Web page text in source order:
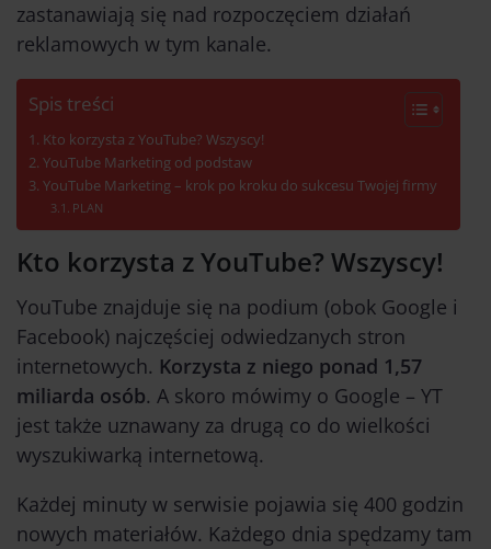
zastanawiają się nad rozpoczęciem działań
reklamowych w tym kanale.
Spis treści
Kto korzysta z YouTube? Wszyscy!
YouTube Marketing od podstaw
YouTube Marketing – krok po kroku do sukcesu Twojej firmy
PLAN
Kto korzysta z YouTube? Wszyscy!
YouTube znajduje się na podium (obok Google i
Facebook) najczęściej odwiedzanych stron
internetowych. Korzysta z niego ponad 1,57
miliarda osób. A skoro mówimy o Google – YT
jest także uznawany za drugą co do wielkości
wyszukiwarką internetową.
Każdej minuty w serwisie pojawia się 400 godzin
nowych materiałów. Każdego dnia spędzamy tam